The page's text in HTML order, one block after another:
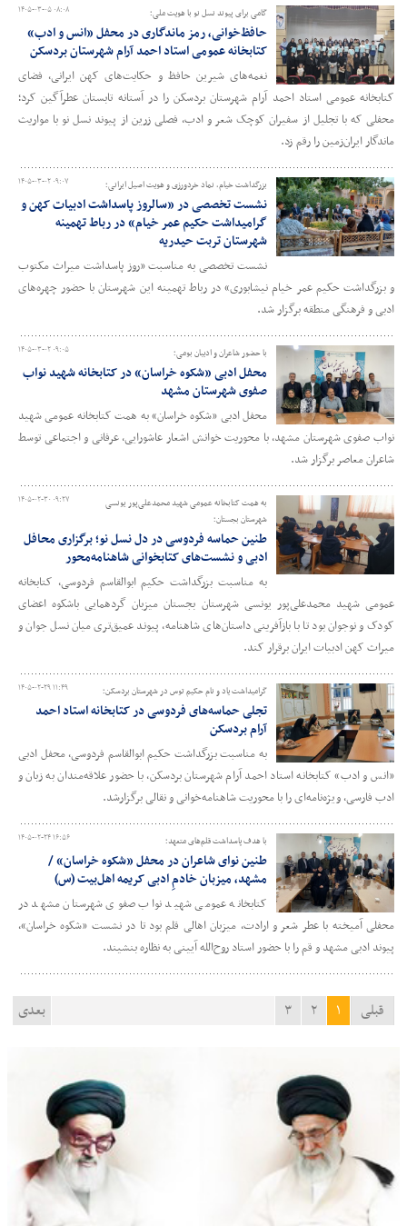
۱۴۰۵-۰۳-۰۵ ۰۸:۰۸ گامی برای پیوند نسل نو با هویت ملی؛
حافظ‌خوانی، رمز ماندگاری در محفل «انس و ادب»
کتابخانه عمومی استاد احمد آرام شهرستان بردسکن
نغمه‌های شیرین حافظ و حکایت‌های کهن ایرانی، فضای
کتابخانه عمومی استاد احمد آرام شهرستان بردسکن را در آستانه تابستان عطرآگین کرد؛
محفلی که با تجلیل از سفیران کوچک شعر و ادب، فصلی زرین از پیوند نسل نو با مواریث
ماندگار ایران‌زمین را رقم زد.
۱۴۰۵-۰۳-۰۲ ۰۹:۰۷ بزرگداشت خیام، نماد خردورزی و هویت اصیل ایرانی؛
نشست تخصصی در «سالروز پاسداشت ادبیات کهن و
گرامیداشت حکیم عمر خیام» در رباط تهمینه
شهرستان تربت حیدریه
نشست تخصصی به مناسبت «روز پاسداشت میراث مکتوب
و بزرگداشت حکیم عمر خیام نیشابوری» در رباط تهمینه این شهرستان با حضور چهره‌های
ادبی و فرهنگی منطقه برگزار شد.
۱۴۰۵-۰۳-۰۲ ۰۹:۰۵ با حضور شاعران و ادیبان بومی؛
محفل ادبی «شکوه خراسان» در کتابخانه شهید نواب
صفوی شهرستان مشهد
محفل ادبی «شکوه خراسان» به همت کتابخانه عمومی شهید
نواب صفوی شهرستان مشهد، با محوریت خوانش اشعار عاشورایی، عرفانی و اجتماعی توسط
شاعران معاصر برگزار شد.
۱۴۰۵-۰۲-۳۰ ۰۹:۲۷
به همت کتابخانه عمومی شهید محمدعلی‌پور یونسی
شهرستان بجستان؛
طنین حماسه فردوسی در دل نسل نو؛ برگزاری محافل
ادبی و نشست‌های کتابخوانی شاهنامه‌محور
به مناسبت بزرگداشت حکیم ابوالقاسم فردوسی، کتابخانه
عمومی شهید محمدعلی‌پور یونسی شهرستان بجستان میزبان گردهمایی باشکوه اعضای
کودک و نوجوان بود تا با بازآفرینی داستان‌های شاهنامه، پیوند عمیق‌تری میان نسل جوان و
میراث کهن ادبیات ایران برقرار کند.
۱۴۰۵-۰۲-۲۹ ۱۱:۴۹ گرامیداشت یاد و نام حکیم توس در شهرستان بردسکن؛
تجلی حماسه‌های فردوسی در کتابخانه استاد احمد
آرام بردسکن
به مناسبت بزرگداشت حکیم ابوالقاسم فردوسی، محفل ادبی
«انس و ادب» کتابخانه استاد احمد آرام شهرستان بردسکن، با حضور علاقه‌مندان به زبان و
ادب فارسی، ویژه‌نامه‌ای را با محوریت شاهنامه‌خوانی و نقالی برگزارشد.
۱۴۰۵-۰۲-۲۴ ۱۶:۵۶ با هدف پاسداشت قلم‌های متعهد؛
طنین نوای شاعران در محفل «شکوه خراسان» /
مشهد، میزبان خادمِ ادبی کریمه اهل‌بیت (س)
کتابخانه عمومی شهید نواب صفوی شهرستان مشهد در
محفلی آمیخته با عطر شعر و ارادت، میزبان اهالی قلم بود تا در نشست «شکوه خراسان»،
پیوند ادبی مشهد و قم را با حضور استاد روح‌الله آیینی به نظاره بنشیند.
قبلی ۱ ۲ ۳ بعدی